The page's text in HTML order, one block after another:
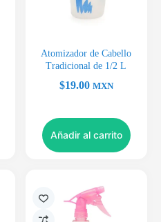
Atomizador de Cabello
Tradicional de 1/2 L
$19.00 MXN
Añadir al carrito